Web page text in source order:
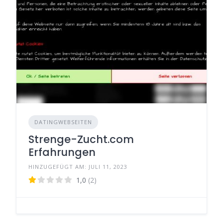
DATINGWEBSEITEN
Strenge-Zucht.com
Erfahrungen
HINZUGEFÜGT AM: JULI 11, 2023
1,0 (2)